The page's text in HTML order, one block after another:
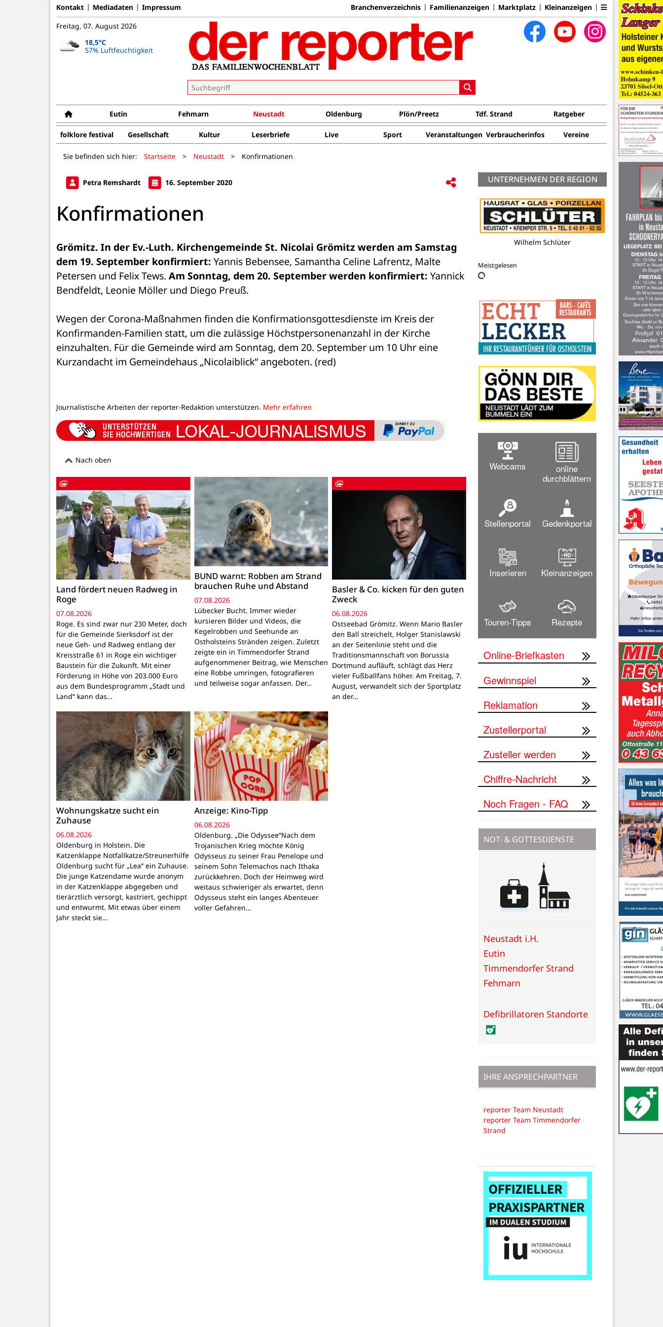
Kontakt Mediadaten Impressum Branchenverzeichnis Familienanzeigen Marktplatz Kleinanzeigen
Freitag, 07. August 2026
18,5°C
57% Luftfeuchtigkeit
Eutin Fehmarn Neustadt Oldenburg Plön/Preetz Tdf. Strand Ratgeber
folklore festival Gesellschaft Kultur Leserbriefe Live Sport Veranstaltungen Verbraucherinfos Vereine
Sie befinden sich hier: Startseite > Neustadt > Konfirmationen
Petra Remshardt 16. September 2020
Konfirmationen
Grömitz. In der Ev.-Luth. Kirchengemeinde St. Nicolai Grömitz werden am Samstag
dem 19. September konfirmiert: Yannis Bebensee, Samantha Celine Lafrentz, Malte
Petersen und Felix Tews. Am Sonntag, dem 20. September werden konfirmiert: Yannick
Bendfeldt, Leonie Möller und Diego Preuß.
Wegen der Corona-Maßnahmen finden die Konfirmationsgottesdienste im Kreis der
Konfirmanden-Familien statt, um die zulässige Höchstpersonenanzahl in der Kirche
einzuhalten. Für die Gemeinde wird am Sonntag, dem 20. September um 10 Uhr eine
Kurzandacht im Gemeindehaus „Nicolaiblick“ angeboten. (red)
Journalistische Arbeiten der reporter-Redaktion unterstützen. Mehr erfahren
Nach oben
Land fördert neuen Radweg in
Roge
07.08.2026
Roge. Es sind zwar nur 230 Meter, doch
für die Gemeinde Sierksdorf ist der
neue Geh- und Radweg entlang der
Kreisstraße 61 in Roge ein wichtiger
Baustein für die Zukunft. Mit einer
Förderung in Höhe von 203.000 Euro
aus dem Bundesprogramm „Stadt und
Land“ kann das…
BUND warnt: Robben am Strand
brauchen Ruhe und Abstand
07.08.2026
Lübecker Bucht. Immer wieder
kursieren Bilder und Videos, die
Kegelrobben und Seehunde an
Ostholsteins Stränden zeigen. Zuletzt
zeigte ein in Timmendorfer Strand
aufgenommener Beitrag, wie Menschen
eine Robbe umringen, fotografieren
und teilweise sogar anfassen. Der…
Basler & Co. kicken für den guten
Zweck
06.08.2026
Ostseebad Grömitz. Wenn Mario Basler
den Ball streichelt, Holger Stanislawski
an der Seitenlinie steht und die
Traditionsmannschaft von Borussia
Dortmund aufläuft, schlägt das Herz
vieler Fußballfans höher. Am Freitag, 7.
August, verwandelt sich der Sportplatz
an der…
Wohnungskatze sucht ein
Zuhause
06.08.2026
Oldenburg in Holstein. Die
Katzenklappe Notfallkatze/Streunerhilfe
Oldenburg sucht für „Lea“ ein Zuhause.
Die junge Katzendame wurde anonym
in der Katzenklappe abgegeben und
tierärztlich versorgt, kastriert, gechippt
und entwurmt. Mit etwas über einem
Jahr steckt sie…
Anzeige: Kino-Tipp
06.08.2026
Oldenburg. „Die Odyssee“Nach dem
Trojanischen Krieg möchte König
Odysseus zu seiner Frau Penelope und
seinem Sohn Telemachos nach Ithaka
zurückkehren. Doch der Heimweg wird
weitaus schwieriger als erwartet, denn
Odysseus steht ein langes Abenteuer
voller Gefahren…
UNTERNEHMEN DER REGION
Wilhelm Schlüter
Meistgelesen
Webcams
online
durchblättern
Stellenportal Gedenkportal
Inserieren Kleinanzeigen
Touren-Tipps Rezepte
Online-Briefkasten
Gewinnspiel
Reklamation
Zustellerportal
Zusteller werden
Chiffre-Nachricht
Noch Fragen - FAQ
NOT- & GOTTESDIENSTE
Neustadt i.H.
Eutin
Timmendorfer Strand
Fehmarn
Defibrillatoren Standorte
IHRE ANSPRECHPARTNER
reporter Team Neustadt
reporter Team Timmendorfer
Strand